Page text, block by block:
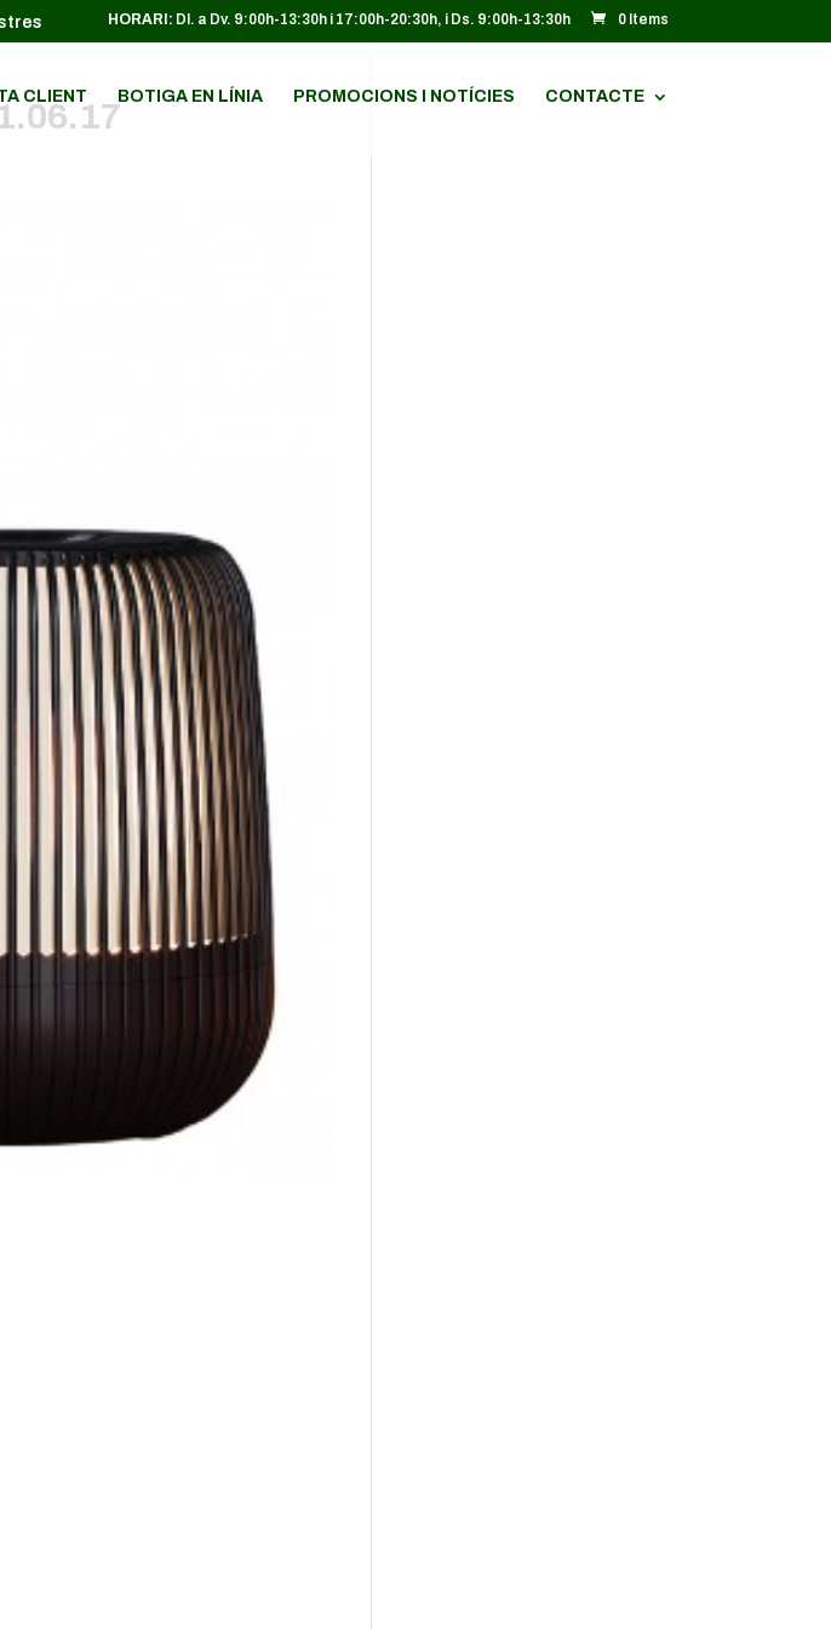
HORARI: Dl. a Dv. 9:00h-13:30h i 17:00h-20:30h, i Ds. 9:00h-13:30h 0 Items
CLIENT BOTIGA EN LÍNIA PROMOCIONS I NOTÍCIES CONTACTE